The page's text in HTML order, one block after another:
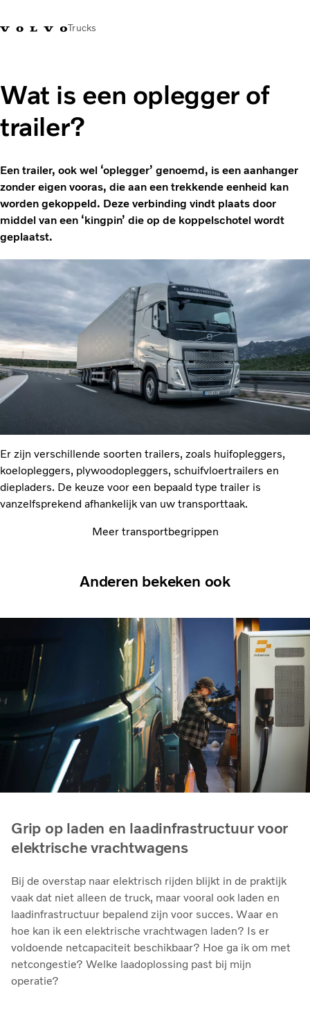
Trucks
Transportoplossingen
CO2-reductie
Truck Builder
Services
Dealer locator
Nieuws
Over ons
Wat is een oplegger of
trailer?
Een trailer, ook wel ‘oplegger’ genoemd, is een aanhanger
zonder eigen vooras, die aan een trekkende eenheid kan
worden gekoppeld. Deze verbinding vindt plaats door
middel van een ‘kingpin’ die op de koppelschotel wordt
geplaatst.
Er zijn verschillende soorten trailers, zoals huifopleggers,
koelopleggers, plywoodopleggers, schuifvloertrailers en
diepladers. De keuze voor een bepaald type trailer is
vanzelfsprekend afhankelijk van uw transporttaak.
Meer transportbegrippen
Anderen bekeken ook
Grip op laden en laadinfrastructuur voor
elektrische vrachtwagens
Bij de overstap naar elektrisch rijden blijkt in de praktijk
vaak dat niet alleen de truck, maar vooral ook laden en
laadinfrastructuur bepalend zijn voor succes. Waar en
hoe kan ik een elektrische vrachtwagen laden? Is er
voldoende netcapaciteit beschikbaar? Hoe ga ik om met
netcongestie? Welke laadoplossing past bij mijn
operatie?